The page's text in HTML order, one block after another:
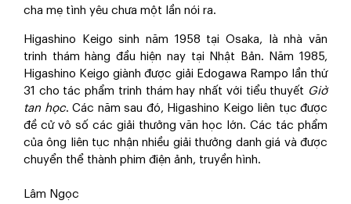
cha mẹ tình yêu chưa một lần nói ra.
Higashino Keigo sinh năm 1958 tại Osaka, là nhà văn
trinh thám hàng đầu hiện nay tại Nhật Bản. Năm 1985,
Higashino Keigo giành được giải Edogawa Rampo lần thứ
31 cho tác phẩm trinh thám hay nhất với tiểu thuyết Giờ
tan học. Các năm sau đó, Higashino Keigo liên tục được
đề cử vô số các giải thưởng văn học lớn. Các tác phẩm
của ông liên tục nhận nhiều giải thưởng danh giá và được
chuyển thể thành phim điện ảnh, truyền hình.
Lâm Ngọc